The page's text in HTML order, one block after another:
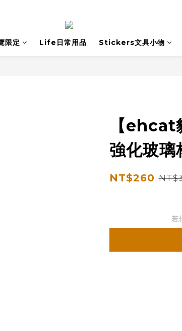
限定 Life日常用品 Stickers文具小物
【ehcat
強化玻璃
NT$260
若